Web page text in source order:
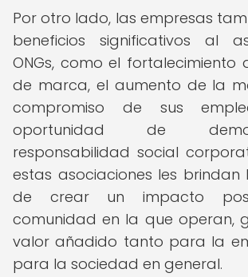
Por otro lado, las empresas
beneficios significativos al
ONGs, como el fortalecimiento
de marca, el aumento de la
compromiso de sus
oportunidad de
responsabilidad social
estas asociaciones les brindan
de crear un impacto
comunidad en la que operan,
valor añadido tanto para la
para la sociedad en general.